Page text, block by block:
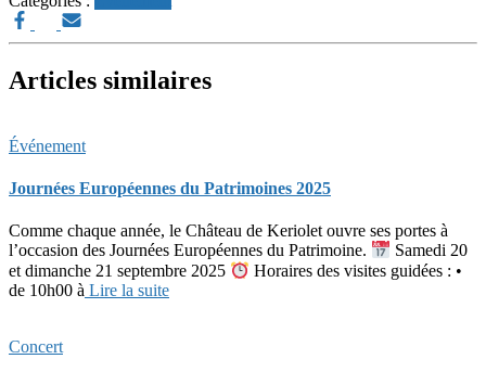
Articles similaires
Événement
Journées Européennes du Patrimoines 2025
Comme chaque année, le Château de Keriolet ouvre ses portes à
l’occasion des Journées Européennes du Patrimoine.
Samedi 20
et dimanche 21 septembre 2025
Horaires des visites guidées : •
de 10h00 à Lire la suite
Concert